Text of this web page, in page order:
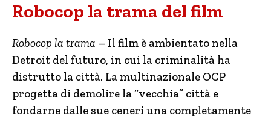
Robocop la trama del film
Robocop la trama – Il film è ambientato nella
Detroit del futuro, in cui la criminalità ha
distrutto la città. La multinazionale OCP
progetta di demolire la “vecchia” città e
fondarne dalle sue ceneri una completamente